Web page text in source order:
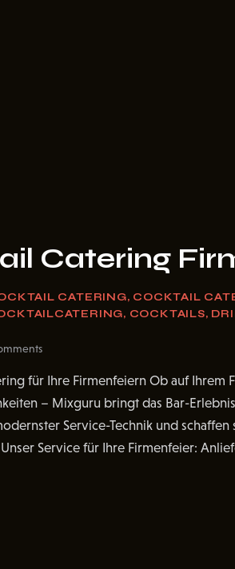
Catering
CATERING, COCKTAIL
, COCKTAILS,
für Ihre Firmenfeiern Ob auf Ihrem
– Mixguru bringt das Bar-
Service-Technik und
Service für Ihre Firmenfeier: